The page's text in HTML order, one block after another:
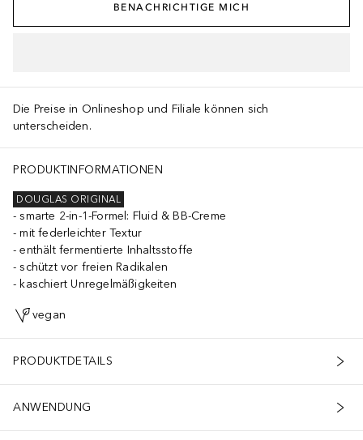
BENACHRICHTIGE MICH
Die Preise in Onlineshop und Filiale können sich
unterscheiden.
PRODUKTINFORMATIONEN
DOUGLAS ORIGINAL
smarte 2-in-1-Formel: Fluid & BB-Creme
mit federleichter Textur
enthält fermentierte Inhaltsstoffe
schützt vor freien Radikalen
kaschiert Unregelmäßigkeiten
vegan
PRODUKTDETAILS
ANWENDUNG